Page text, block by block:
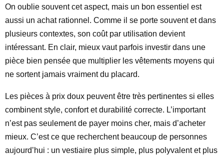
On oublie souvent cet aspect, mais un bon essentiel est
aussi un achat rationnel. Comme il se porte souvent et dans
plusieurs contextes, son coût par utilisation devient
intéressant. En clair, mieux vaut parfois investir dans une
pièce bien pensée que multiplier les vêtements moyens qui
ne sortent jamais vraiment du placard.
Les pièces à prix doux peuvent être très pertinentes si elles
combinent style, confort et durabilité correcte. L’important
n’est pas seulement de payer moins cher, mais d’acheter
mieux. C’est ce que recherchent beaucoup de personnes
aujourd’hui : un vestiaire plus simple, plus polyvalent et plus